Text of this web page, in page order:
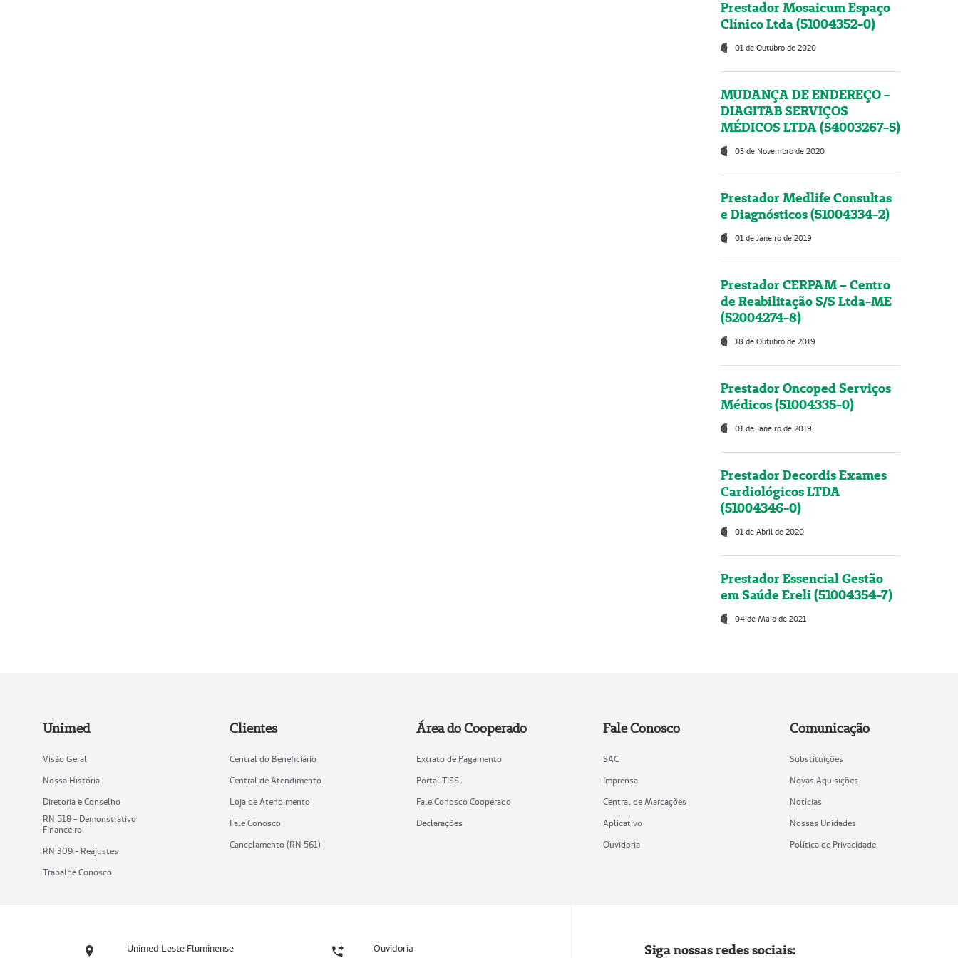
Prestador Mosaicum Espaço
Clínico Ltda (51004352-0)
01 de Outubro de 2020
MUDANÇA DE ENDEREÇO -
DIAGITAB SERVIÇOS
MÉDICOS LTDA (54003267-5)
03 de Novembro de 2020
Prestador Medlife Consultas
e Diagnósticos (51004334-2)
01 de Janeiro de 2019
Prestador CERPAM – Centro
de Reabilitação S/S Ltda-ME
(52004274-8)
18 de Outubro de 2019
Prestador Oncoped Serviços
Médicos (51004335-0)
01 de Janeiro de 2019
Prestador Decordis Exames
Cardiológicos LTDA
(51004346-0)
01 de Abril de 2020
Prestador Essencial Gestão
em Saúde Ereli (51004354-7)
04 de Maio de 2021
Unimed
Visão Geral
Nossa História
Diretoria e Conselho
RN 518 - Demonstrativo
Financeiro
RN 309 - Reajustes
Trabalhe Conosco
Clientes
Central do Beneficiário
Central de Atendimento
Loja de Atendimento
Fale Conosco
Cancelamento (RN 561)
Área do Cooperado
Extrato de Pagamento
Portal TISS
Fale Conosco Cooperado
Declarações
Fale Conosco
SAC
Imprensa
Central de Marcações
Aplicativo
Ouvidoria
Comunicação
Substituições
Novas Aquisições
Notícias
Nossas Unidades
Política de Privacidade
Unimed Leste Fluminense Ouvidoria Siga nossas redes sociais: